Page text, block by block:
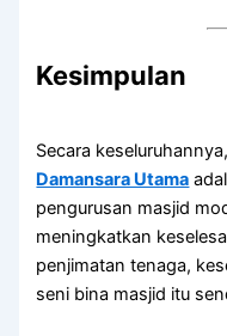
Kesimpulan
Secara
Damansara Utama
pengurusan masjid
meningkatkan
penjimatan tenaga,
seni bina masjid itu